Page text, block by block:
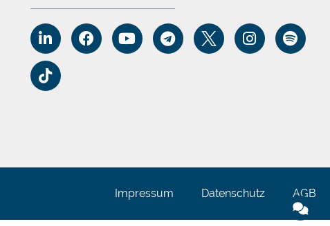
Impressum Datenschutz AGB